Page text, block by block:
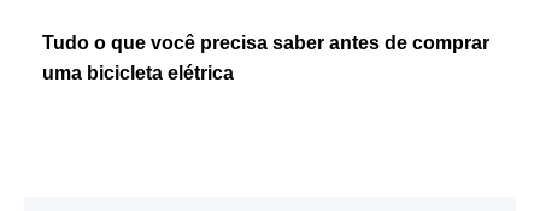
Tudo o que você precisa saber antes de comprar
uma bicicleta elétrica